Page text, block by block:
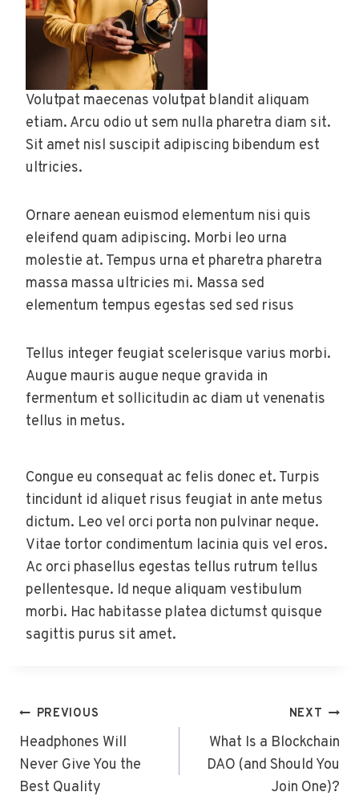
Volutpat maecenas volutpat blandit aliquam
etiam. Arcu odio ut sem nulla pharetra diam sit.
Sit amet nisl suscipit adipiscing bibendum est
ultricies.
Ornare aenean euismod elementum nisi quis
eleifend quam adipiscing. Morbi leo urna
molestie at. Tempus urna et pharetra pharetra
massa massa ultricies mi. Massa sed
elementum tempus egestas sed sed risus
Tellus integer feugiat scelerisque varius morbi.
Augue mauris augue neque gravida in
fermentum et sollicitudin ac diam ut venenatis
tellus in metus.
Congue eu consequat ac felis donec et. Turpis
tincidunt id aliquet risus feugiat in ante metus
dictum. Leo vel orci porta non pulvinar neque.
Vitae tortor condimentum lacinia quis vel eros.
Ac orci phasellus egestas tellus rutrum tellus
pellentesque. Id neque aliquam vestibulum
morbi. Hac habitasse platea dictumst quisque
sagittis purus sit amet.
Post
Navigation
PREVIOUS
Headphones Will
Never Give You the
Best Quality
NEXT
What Is a Blockchain
DAO (and Should You
Join One)?